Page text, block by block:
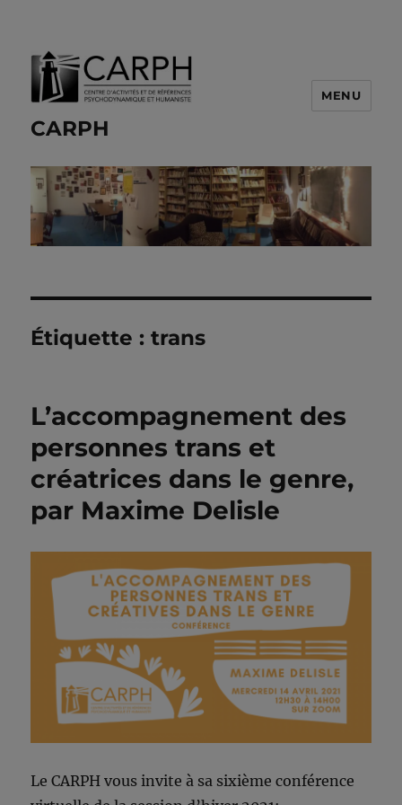
CARPH
MENU
Étiquette :trans
L’accompagnement des
personnes trans et
créatrices dans le genre,
par Maxime Delisle
Le CARPH vous invite à sa sixième conférence